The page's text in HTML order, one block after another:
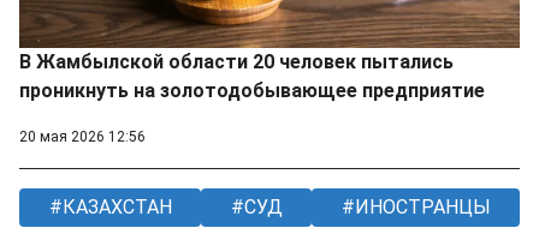
В Жамбылской области 20 человек пытались
проникнуть на золотодобывающее предприятие
20 мая 2026 12:56
КАЗАХСТАН СУД ИНОСТРАНЦЫ